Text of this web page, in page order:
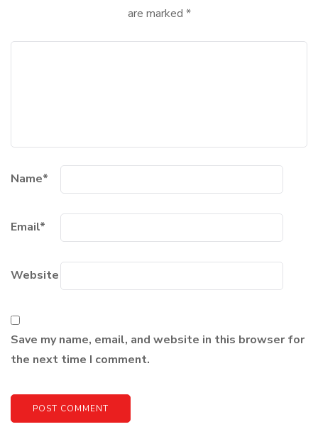
are marked *
Name*
Email*
Website
Save my name, email, and website in this browser for
the next time I comment.